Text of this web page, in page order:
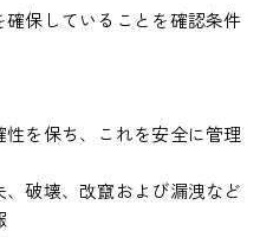
保していることを確認条件
性を保ち、これを安全に管理
破壊、改竄および漏洩など